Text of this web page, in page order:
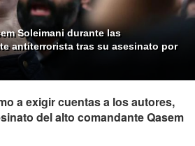
Soleimani durante las
antiterrorista tras su asesinato por
a exigir cuentas a los autores,
del alto comandante Qasem